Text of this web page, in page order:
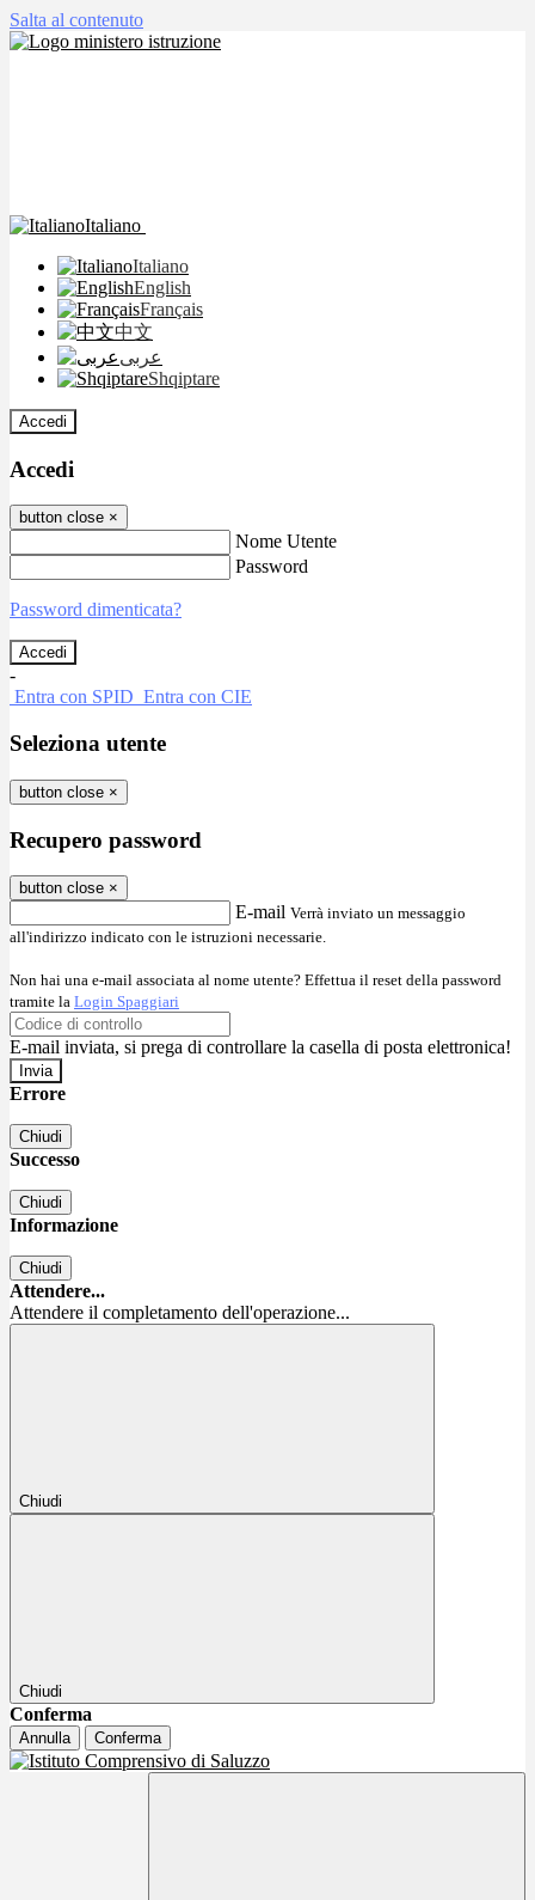
Salta al contenuto
Italiano
Italiano
English
Français
中文
عربى
Shqiptare
Accedi
Accedi
button close ×
Nome Utente
Password
Password dimenticata?
-
Entra con SPID Entra con CIE
Seleziona utente
button close ×
Recupero password
button close ×
E-mail Verrà inviato un messaggio
all'indirizzo indicato con le istruzioni necessarie.
Non hai una e-mail associata al nome utente? Effettua il reset della password
tramite la Login Spaggiari
E-mail inviata, si prega di controllare la casella di posta elettronica!
Errore
Chiudi
Successo
Chiudi
Informazione
Chiudi
Attendere...
Attendere il completamento dell'operazione...
Chiudi
Chiudi
Conferma
Annulla Conferma